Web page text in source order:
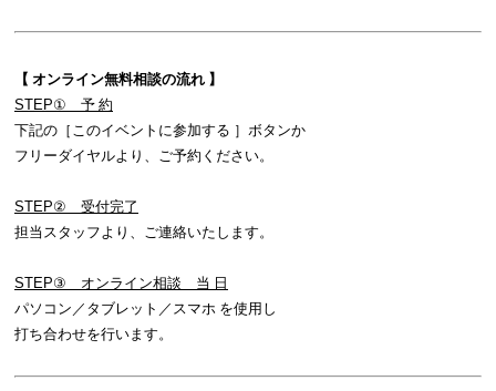
【 オンライン無料相談の流れ 】
STEP① 予 約
下記の［このイベントに参加する ］ボタンか
フリーダイヤルより、ご予約ください。
STEP② 受付完了
担当スタッフより、ご連絡いたします。
STEP③ オンライン相談 当 日
パソコン／タブレット／スマホ を使用し
打ち合わせを行います。